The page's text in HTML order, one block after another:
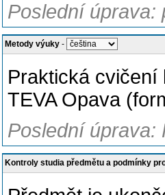
Poslední úprava:
Metody výuky -
Praktická cvičení
TEVA Opava
Poslední úprava:
Kontroly studia předmětu a podmínky